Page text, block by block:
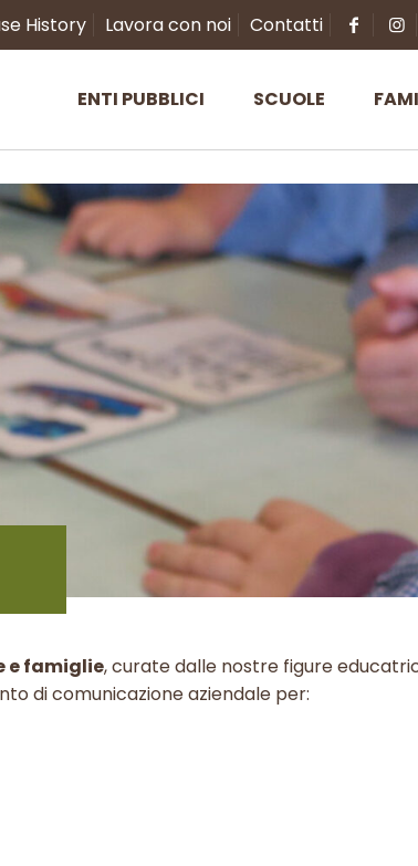
History Lavora con noi Contatti
ENTI PUBBLICI SCUOLE
e famiglie, curate dalle nostre figure
di comunicazione aziendale per: